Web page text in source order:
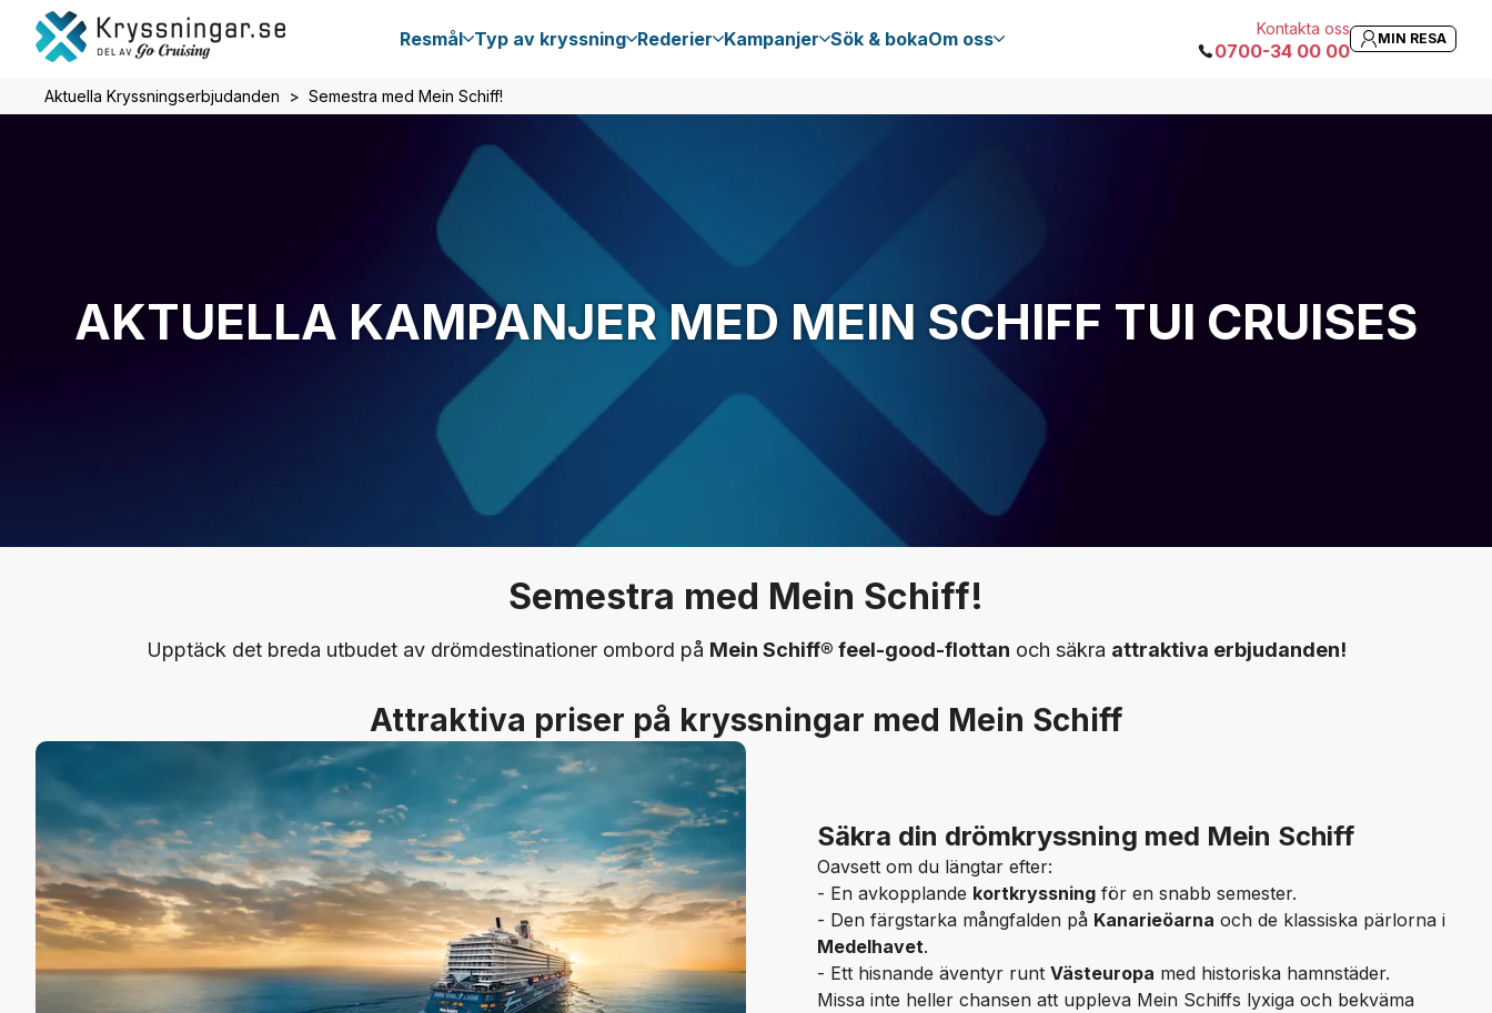
Resmål Typ av kryssning Rederier Kampanjer Sök & bokaOm oss Kontakta oss
0700-34 00 00
MIN RESA
Aktuella Kryssningserbjudanden Semestra med Mein Schiff!
AKTUELLA KAMPANJER MED MEIN SCHIFF TUI CRUISES
Semestra med Mein Schiff!
Upptäck det breda utbudet av drömdestinationer ombord på Mein Schiff® feel-good-flottan och säkra attraktiva erbjudanden!
Attraktiva priser på kryssningar med Mein Schiff
Säkra din drömkryssning med Mein Schiff
Oavsett om du längtar efter:
- En avkopplande kortkryssning för en snabb semester.
- Den färgstarka mångfalden på Kanarieöarna och de klassiska pärlorna i
Medelhavet.
- Ett hisnande äventyr runt Västeuropa med historiska hamnstäder.
Missa inte heller chansen att uppleva Mein Schiffs lyxiga och bekväma